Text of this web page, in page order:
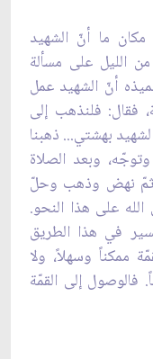
ما أنّ الشهيد
الليل على مسألة
أنّ الشهيد عمل
فقال: فلنذهب إلى
بهشتي... ذهبنا
وبعد الصلاة
ثمّ نهض وذهب وحلّ
على هذا النحو.
في هذا الطريق
ممكناً وسهلاً، ولا
فالوصول إلى القمّة